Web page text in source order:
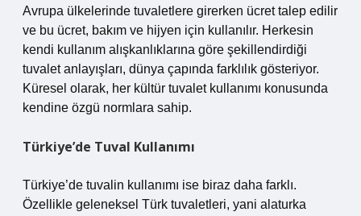
Avrupa ülkelerinde tuvaletlere girerken ücret talep edilir
ve bu ücret, bakım ve hijyen için kullanılır. Herkesin
kendi kullanım alışkanlıklarına göre şekillendirdiği
tuvalet anlayışları, dünya çapında farklılık gösteriyor.
Küresel olarak, her kültür tuvalet kullanımı konusunda
kendine özgü normlara sahip.
Türkiye’de Tuval Kullanımı
Türkiye’de tuvalin kullanımı ise biraz daha farklı.
Özellikle geleneksel Türk tuvaletleri, yani alaturka